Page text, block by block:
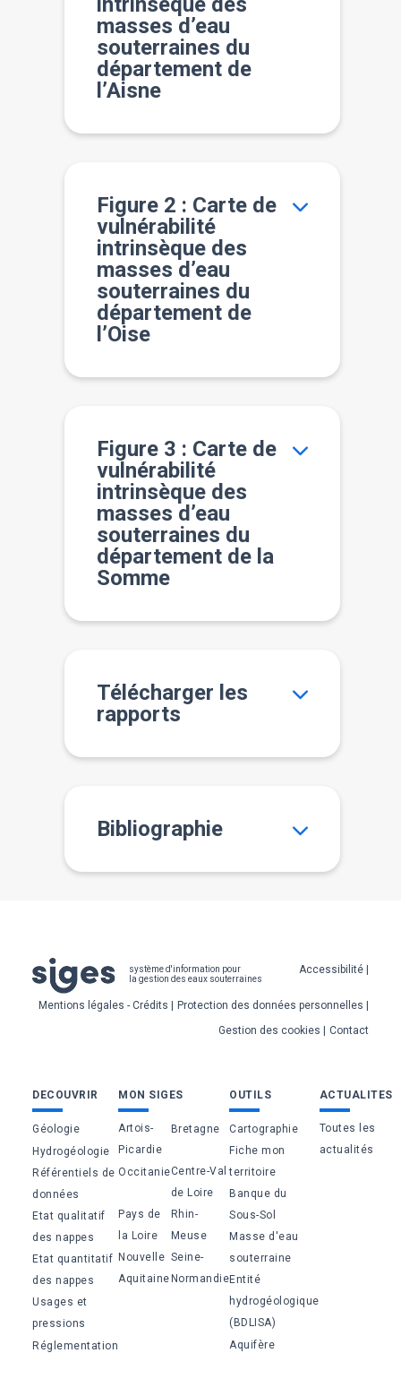
masses d’eau
souterraines du
département de
l’Aisne
Figure 2 : Carte de
vulnérabilité
intrinsèque des
masses d’eau
souterraines du
département de
l’Oise
Figure 3 : Carte de
vulnérabilité
intrinsèque des
masses d’eau
souterraines du
département de la
Somme
Télécharger les
rapports
Bibliographie
système d'information pour
la gestion des eaux souterraines
Pied
de
page
Accessibilité
Mentions légales - Crédits
Protection des données personnelles
Gestion des cookies
Contact
Bas
de
page
DECOUVRIR
Géologie
Hydrogéologie
Référentiels de
données
Etat qualitatif
des nappes
Etat quantitatif
des nappes
Usages et
pressions
Réglementation
MON SIGES
Artois-
Picardie
Bretagne
OccitanieCentre-Val
de Loire
Pays de
la Loire
Rhin-
Meuse
Nouvelle
Aquitaine
Seine-
Normandie
OUTILS
Cartographie
Fiche mon
territoire
Banque du
Sous-Sol
Masse d'eau
souterraine
Entité
hydrogéologique
(BDLISA)
Aquifère
ACTUALITES
Toutes les
actualités